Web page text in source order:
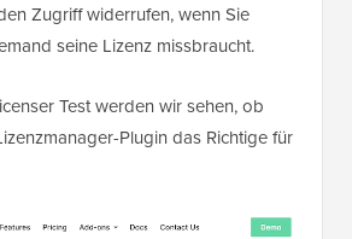
Zugriff widerrufen, wenn Sie
seine Lizenz missbraucht.
Test werden wir sehen, ob
Plugin das Richtige für